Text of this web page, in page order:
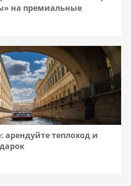
на премиальные
арендуйте теплоход и